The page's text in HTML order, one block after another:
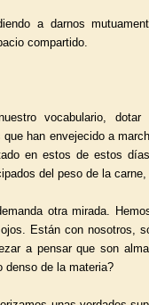
a darnos
compartido.
vocabulario,
han envejecido a
en estos de estos
del peso de la
otra mirada.
Están con nosotros,
a pensar que son
denso de la materia?